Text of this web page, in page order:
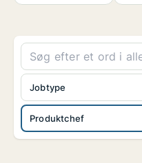
Produktchef
Jobtype